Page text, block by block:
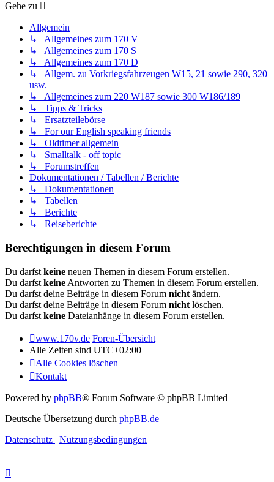
Gehe zu
Allgemein
↳ Allgemeines zum 170 V
↳ Allgemeines zum 170 S
↳ Allgemeines zum 170 D
↳ Allgem. zu Vorkriegsfahrzeugen W15, 21 sowie 290, 320
usw.
↳ Allgemeines zum 220 W187 sowie 300 W186/189
↳ Tipps & Tricks
↳ Ersatzteilebörse
↳ For our English speaking friends
↳ Oldtimer allgemein
↳ Smalltalk - off topic
↳ Forumstreffen
Dokumentationen / Tabellen / Berichte
↳ Dokumentationen
↳ Tabellen
↳ Berichte
↳ Reiseberichte
Berechtigungen in diesem Forum
Du darfst keine neuen Themen in diesem Forum erstellen.
Du darfst keine Antworten zu Themen in diesem Forum erstellen.
Du darfst deine Beiträge in diesem Forum nicht ändern.
Du darfst deine Beiträge in diesem Forum nicht löschen.
Du darfst keine Dateianhänge in diesem Forum erstellen.
www.170v.de Foren-Übersicht
Alle Zeiten sind UTC+02:00
Alle Cookies löschen
Kontakt
Powered by phpBB® Forum Software © phpBB Limited
Deutsche Übersetzung durch phpBB.de
Datenschutz | Nutzungsbedingungen